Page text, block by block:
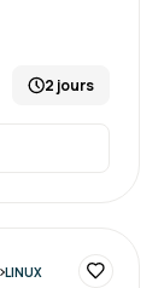
2 jours
LINUX